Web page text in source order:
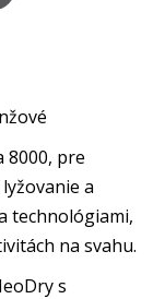
8000, pre
a
technológiami,
na svahu.
s